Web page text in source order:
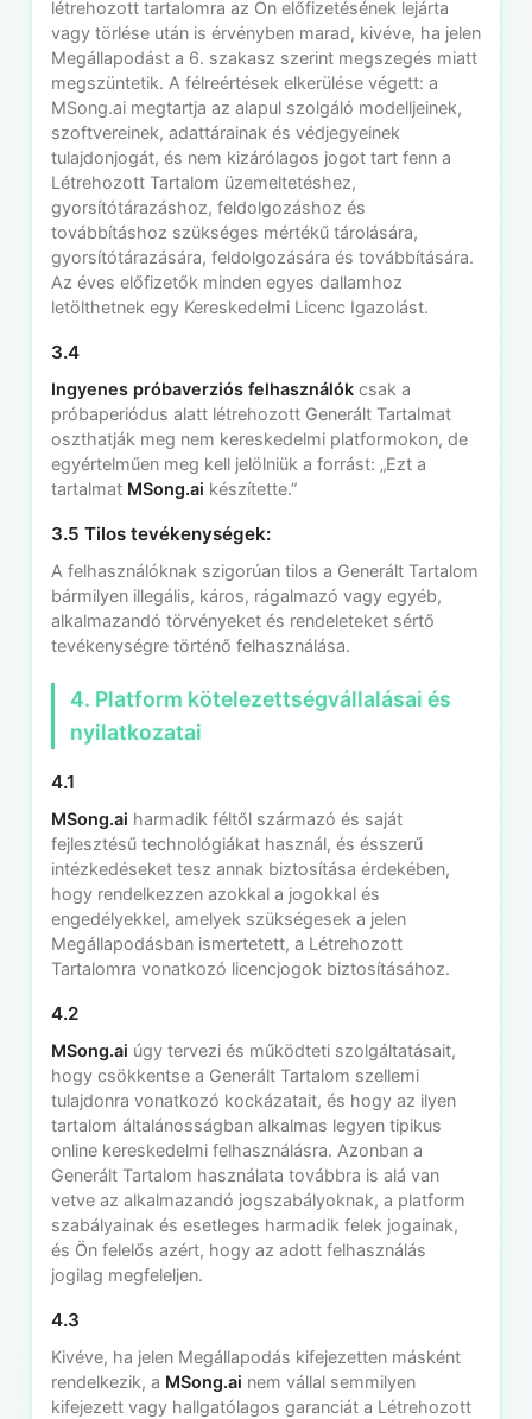
létrehozott tartalomra az Ön előfizetésének lejárta
vagy törlése után is érvényben marad, kivéve, ha jelen
Megállapodást a 6. szakasz szerint megszegés miatt
megszüntetik. A félreértések elkerülése végett: a
MSong.ai megtartja az alapul szolgáló modelljeinek,
szoftvereinek, adattárainak és védjegyeinek
tulajdonjogát, és nem kizárólagos jogot tart fenn a
Létrehozott Tartalom üzemeltetéshez,
gyorsítótárazáshoz, feldolgozáshoz és
továbbításhoz szükséges mértékű tárolására,
gyorsítótárazására, feldolgozására és továbbítására.
Az éves előfizetők minden egyes dallamhoz
letölthetnek egy Kereskedelmi Licenc Igazolást.
3.4
Ingyenes próbaverziós felhasználók csak a
próbaperiódus alatt létrehozott Generált Tartalmat
oszthatják meg nem kereskedelmi platformokon, de
egyértelműen meg kell jelölniük a forrást: „Ezt a
tartalmat MSong.ai készítette.”
3.5 Tilos tevékenységek:
A felhasználóknak szigorúan tilos a Generált Tartalom
bármilyen illegális, káros, rágalmazó vagy egyéb,
alkalmazandó törvényeket és rendeleteket sértő
tevékenységre történő felhasználása.
4. Platform kötelezettségvállalásai és
nyilatkozatai
4.1
MSong.ai harmadik féltől származó és saját
fejlesztésű technológiákat használ, és ésszerű
intézkedéseket tesz annak biztosítása érdekében,
hogy rendelkezzen azokkal a jogokkal és
engedélyekkel, amelyek szükségesek a jelen
Megállapodásban ismertetett, a Létrehozott
Tartalomra vonatkozó licencjogok biztosításához.
4.2
MSong.ai úgy tervezi és működteti szolgáltatásait,
hogy csökkentse a Generált Tartalom szellemi
tulajdonra vonatkozó kockázatait, és hogy az ilyen
tartalom általánosságban alkalmas legyen tipikus
online kereskedelmi felhasználásra. Azonban a
Generált Tartalom használata továbbra is alá van
vetve az alkalmazandó jogszabályoknak, a platform
szabályainak és esetleges harmadik felek jogainak,
és Ön felelős azért, hogy az adott felhasználás
jogilag megfeleljen.
4.3
Kivéve, ha jelen Megállapodás kifejezetten másként
rendelkezik, a MSong.ai nem vállal semmilyen
kifejezett vagy hallgatólagos garanciát a Létrehozott